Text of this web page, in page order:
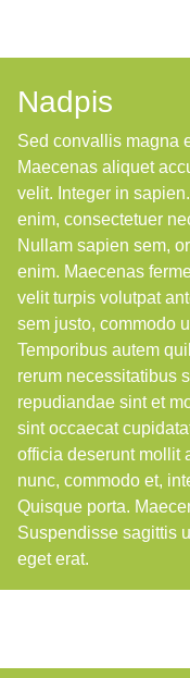
Nadpis
Sed convallis magna
Maecenas aliquet
velit. Integer in
enim, consectetuer
Nullam sapien sem,
enim. Maecenas
velit turpis volutpat
sem justo, commodo
Temporibus autem
rerum necessitatibus
repudiandae sint et
sint occaecat
officia deserunt mollit
nunc, commodo et,
Quisque porta.
Suspendisse sagittis
eget erat.